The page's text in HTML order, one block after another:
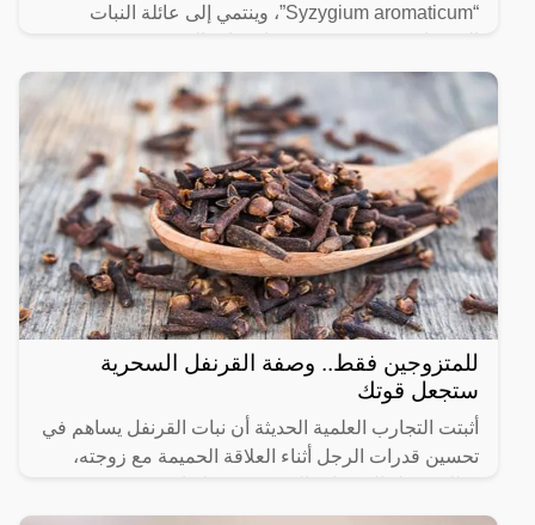
“Syzygium aromaticum”، وينتمي إلى عائلة النبات
الظروف الاستوائية
للمتزوجين فقط.. وصفة القرنفل السحرية
ستجعل قوتك
أثبتت التجارب العلمية الحديثة أن نبات القرنفل يساهم في
تحسين قدرات الرجل أثناء العلاقة الحميمة مع زوجته،
القرنفل